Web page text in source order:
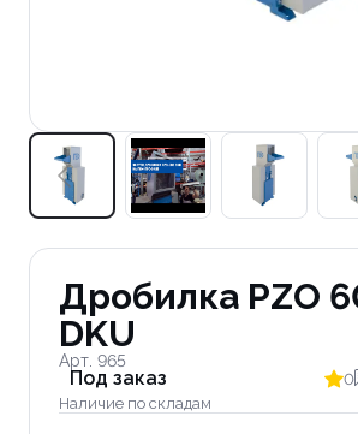
Дробилка PZO
DKU
Арт. 965
Под заказ
Наличие по складам
0